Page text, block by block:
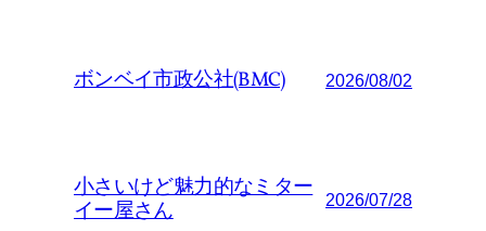
ボンベイ市政公社(BMC) 2026/08/02
小さいけど魅力的なミター
イー屋さん
2026/07/28